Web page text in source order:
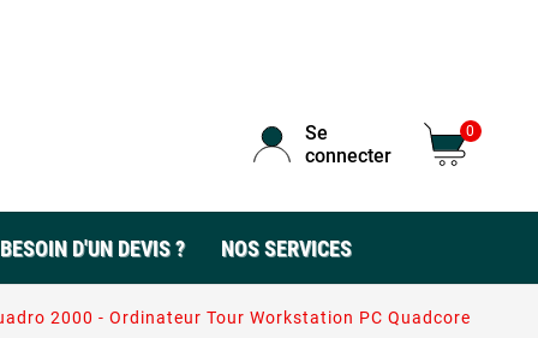
Se
connecter
0
BESOIN D'UN DEVIS ? NOS SERVICES
2000 - Ordinateur Tour Workstation PC Quadcore